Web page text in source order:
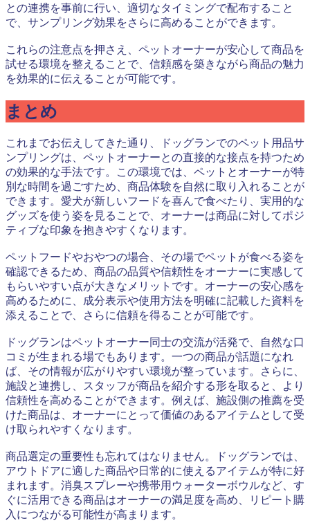
との連携を事前に行い、適切なタイミングで配布すること
で、サンプリング効果をさらに高めることができます。
これらの注意点を押さえ、ペットオーナーが安心して商品を
試せる環境を整えることで、信頼感を築きながら商品の魅力
を効果的に伝えることが可能です。
まとめ
これまでお伝えしてきた通り、ドッグランでのペット用品サ
ンプリングは、ペットオーナーとの直接的な接点を持つため
の効果的な手法です。この環境では、ペットとオーナーが特
別な時間を過ごすため、商品体験を自然に取り入れることが
できます。愛犬が新しいフードを喜んで食べたり、実用的な
グッズを使う姿を見ることで、オーナーは商品に対してポジ
ティブな印象を抱きやすくなります。
ペットフードやおやつの場合、その場でペットが食べる姿を
確認できるため、商品の品質や信頼性をオーナーに実感して
もらいやすい点が大きなメリットです。オーナーの安心感を
高めるために、成分表示や使用方法を明確に記載した資料を
添えることで、さらに信頼を得ることが可能です。
ドッグランはペットオーナー同士の交流が活発で、自然な口
コミが生まれる場でもあります。一つの商品が話題になれ
ば、その情報が広がりやすい環境が整っています。さらに、
施設と連携し、スタッフが商品を紹介する形を取ると、より
信頼性を高めることができます。例えば、施設側の推薦を受
けた商品は、オーナーにとって価値のあるアイテムとして受
け取られやすくなります。
商品選定の重要性も忘れてはなりません。ドッグランでは、
アウトドアに適した商品や日常的に使えるアイテムが特に好
まれます。消臭スプレーや携帯用ウォーターボウルなど、す
ぐに活用できる商品はオーナーの満足度を高め、リピート購
入につながる可能性が高まります。